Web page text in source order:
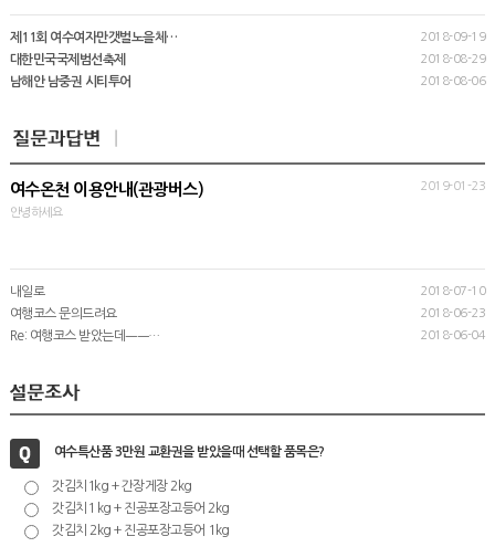
제11회 여수여자만갯벌노을체… 2018-09-19
대한민국국제범선축제 2018-08-29
남해안 남중권 시티투어 2018-08-06
여수온천 이용안내(관광버스)
안녕하세요
2019-01-23
내일로 2018-07-10
여행코스 문의드려요 2018-06-23
Re: 여행코스 받았는데ㅡㅡ… 2018-06-04
여수특산품 3만원 교환권을 받았을때 선택할 품목은?
갓김치1kg + 간장게장 2kg
갓김치1 kg + 진공포장고등어 2kg
갓김치 2kg + 진공포장고등어 1kg